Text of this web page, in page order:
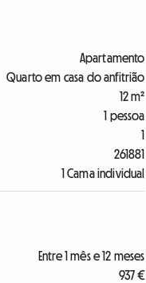
Apartamento
Quarto em casa do anfitrião
12 m²
1 pessoa
1
261881
1 Cama individual
Entre 1 mês e 12 meses
937 €